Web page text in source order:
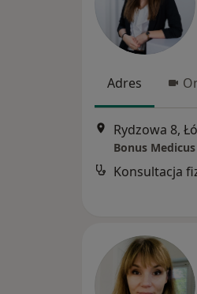
Adres
Rydzowa 8,
Bonus
Konsultacja